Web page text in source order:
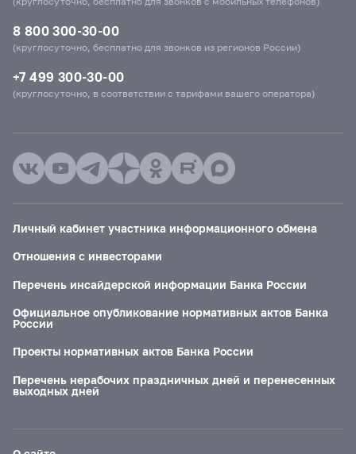
8 800 300-30-00
(круглосуточно, бесплатно для звонков из регионов России)
+7 499 300-30-00
(круглосуточно, в соответствии с тарифами вашего оператора)
Личный кабинет участника информационного обмена
Отношения с инвесторами
Перечень инсайдерской информации Банка России
Официальное опубликование нормативных актов Банка
России
Проекты нормативных актов Банка России
Перечень нерабочих праздничных дней и перенесенных
выходных дней